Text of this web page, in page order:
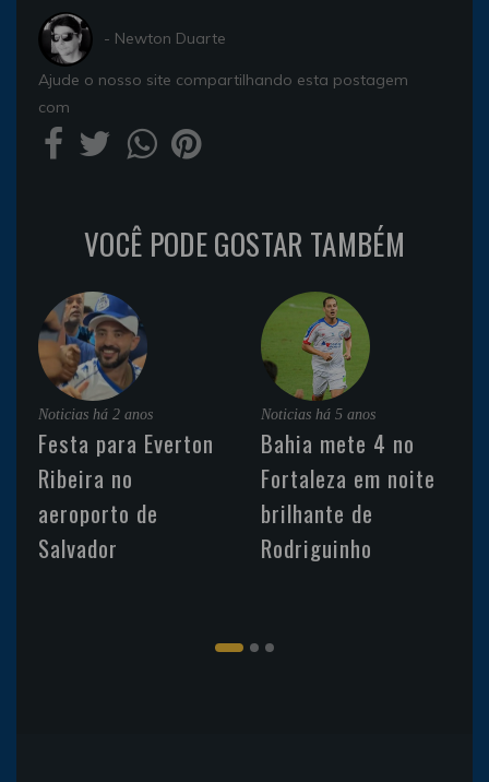
- Newton Duarte
Ajude o nosso site compartilhando esta postagem
com
VOCÊ PODE GOSTAR TAMBÉM
Noticias há 2 anos
Festa para Everton
Ribeira no
aeroporto de
Salvador
Noticias há 5 anos
Bahia mete 4 no
Fortaleza em noite
brilhante de
Rodriguinho